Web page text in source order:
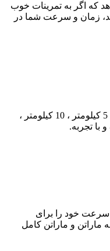
که اگر به تمرینات خوب
زمان و سرعت شما در
قابلیت دریافت برنامه های تمرینی برای 5 کیلومتر ، 10 کیلومتر ،
با تجربه.
سرعت خود را برای
10 کیلومتر، نیمه ماراتن و ماراتن کامل